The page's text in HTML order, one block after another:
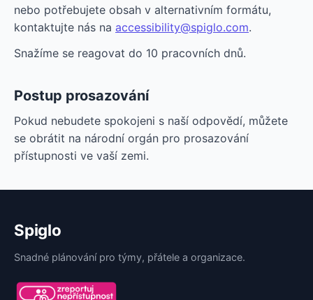
nebo potřebujete obsah v alternativním formátu,
kontaktujte nás na accessibility@spiglo.com.
Snažíme se reagovat do 10 pracovních dnů.
Postup prosazování
Pokud nebudete spokojeni s naší odpovědí, můžete
se obrátit na národní orgán pro prosazování
přístupnosti ve vaší zemi.
Spiglo
Snadné plánování pro týmy, přátele a organizace.